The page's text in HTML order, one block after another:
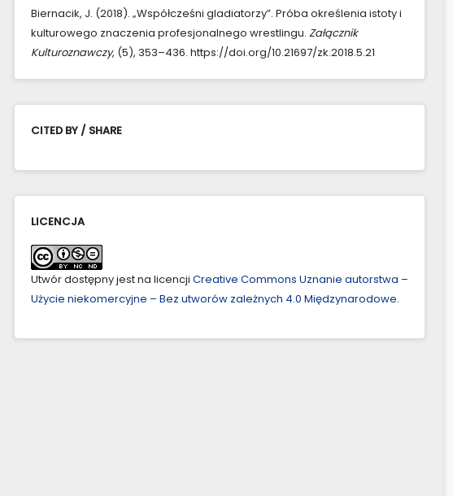
Biernacik, J. (2018). „Współcześni gladiatorzy”. Próba określenia istoty i
kulturowego znaczenia profesjonalnego wrestlingu. Załącznik
Kulturoznawczy, (5), 353–436. https://doi.org/10.21697/zk.2018.5.21
CITED BY / SHARE
LICENCJA
Utwór dostępny jest na licencji Creative Commons Uznanie autorstwa –
Użycie niekomercyjne – Bez utworów zależnych 4.0 Międzynarodowe.